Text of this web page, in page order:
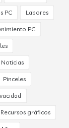
PC Labores
PC
Noticias
Pinceles
Recursos gráficos